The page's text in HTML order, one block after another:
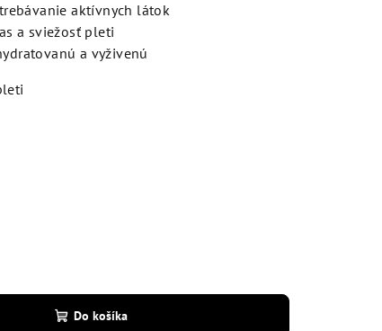
aktívnych látok
a sviežosť pleti
a vyživenú
Do košíka